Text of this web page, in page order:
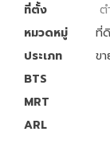
ที่ตั้ง
ต
หมวดหมู่
ที่
ประเภท
ข
BTS
MRT
ARL